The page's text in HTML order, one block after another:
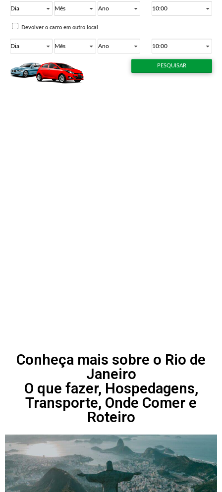
Conheça mais sobre o Rio de
Janeiro
O que fazer, Hospedagens,
Transporte, Onde Comer e
Roteiro